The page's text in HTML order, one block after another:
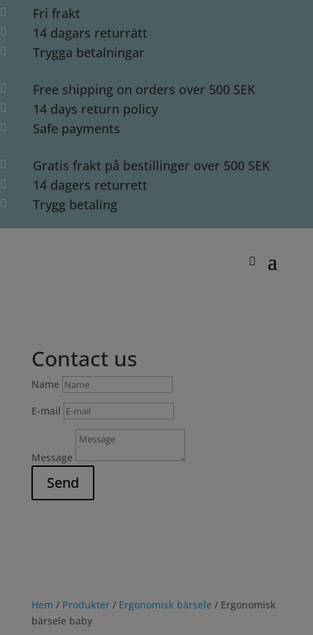
 Fri frakt
 14 dagars returrätt
 Trygga betalningar
 Free shipping on orders over 500 SEK
 14 days return policy
 Safe payments
 Gratis frakt på bestillinger over 500 SEK
 14 dagers returrett
 Trygg betaling
Contact us
Name
E-mail
Message
Send
Hem / Produkter/ Ergonomisk bärsele/ Ergonomisk
bärsele baby